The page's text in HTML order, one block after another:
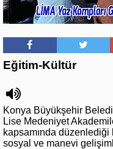
Eğitim-Kültür
Konya Büyükşehir
Lise Medeniyet
kapsamında
sosyal ve manevi